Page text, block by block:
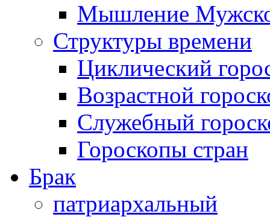
Мышление
Структуры времени
Циклический
Возрастной
Служебный
Гороскопы стран
Брак
патриархальный